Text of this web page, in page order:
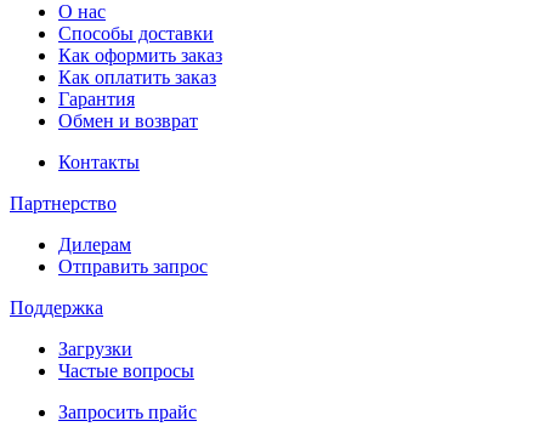
О нас
Способы доставки
Как оформить заказ
Как оплатить заказ
Гарантия
Обмен и возврат
Контакты
Партнерство
Дилерам
Отправить запрос
Поддержка
Загрузки
Частые вопросы
Запросить прайс